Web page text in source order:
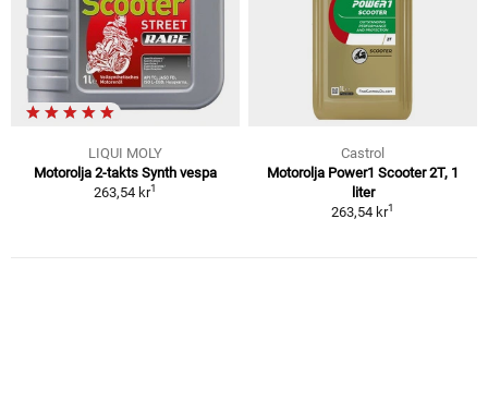
LIQUI MOLY
Motorolja 2-takts Synth vespa
263,54 kr1
Castrol
Motorolja Power1 Scooter 2T, 1
liter
263,54 kr1